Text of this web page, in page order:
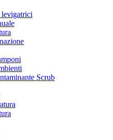
levigatrici
Scrub